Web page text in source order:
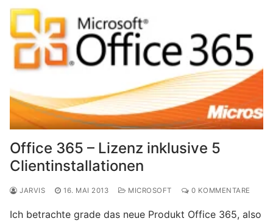
Office 365 – Lizenz inklusive 5
Clientinstallationen
JARVIS 16. MAI 2013 MICROSOFT 0 KOMMENTARE
Ich betrachte grade das neue Produkt Office 365, also